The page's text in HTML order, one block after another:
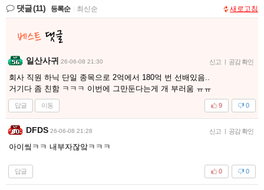
댓글(11) 등록순 최신순 새로고침
일산사귀 26-06-08 21:30 신고 | 공감 확인
회사 직원 하닉 단일 종목으로 2억에서 180억 번 선배있음..
거기다 좀 친함 ㅋㅋㅋ 이번에 그만둔다는게 개 부러움 ㅠㅠ
답글 이동 0
9
DFDS 26-06-08 21:28 신고 | 공감 확인
아이앀ㅋㅋ 내부자잖앜ㅋㅋㅋ
답글 0
0